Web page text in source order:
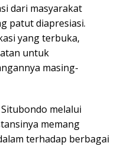
dari masyarakat
patut diapresiasi.
yang terbuka,
untuk
masing-
melalui
memang
terhadap berbagai